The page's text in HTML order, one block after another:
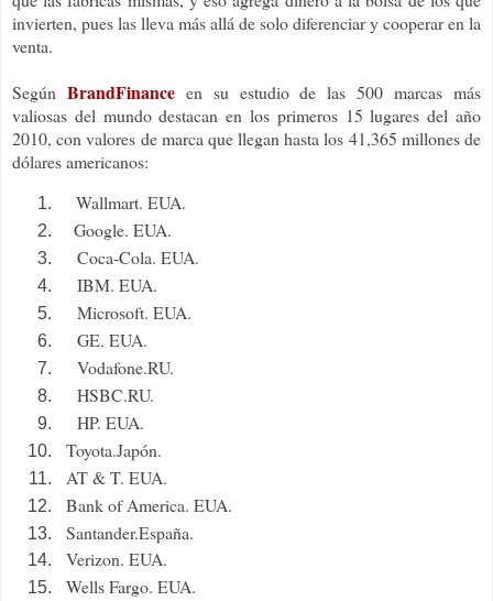
invierten, pues las lleva más allá de solo diferenciar y cooperar en la
venta.
Según BrandFinanceen su estudio de las 500 marcas más
valiosas del mundo destacan en los primeros 15 lugares del año
2010, con valores de marca que llegan hasta los 41,365 millones de
dólares americanos:
Wallmart. EUA.
Google. EUA.
Coca-Cola. EUA.
IBM. EUA.
Microsoft. EUA.
GE. EUA.
Vodafone.RU.
HSBC.RU.
HP. EUA.
Toyota.Japón.
AT & T. EUA.
Bank of America. EUA.
Santander.España.
Verizon. EUA.
Wells Fargo. EUA.